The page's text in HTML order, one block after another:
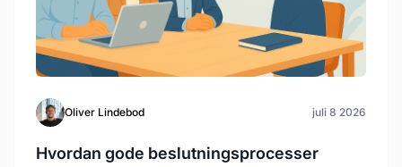
Oliver Lindebod juli 8 2026
Hvordan gode beslutningsprocesser